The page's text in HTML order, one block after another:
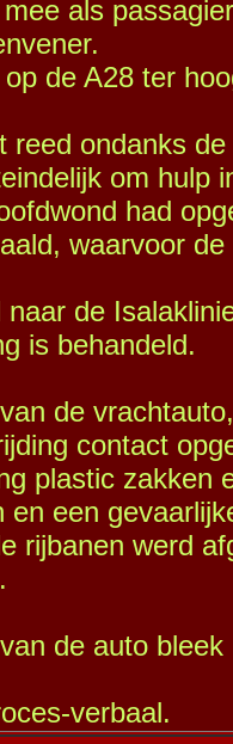
als
de A28 ter
reed ondanks
om hulp
had
waarvoor
naar de
is behandeld.
de
contact
plastic zakken
en een
rijbanen werd
de auto
verbaal.